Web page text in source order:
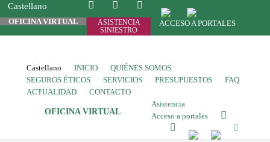
Castellano
OFICINA VIRTUAL
ASISTENCIA
SINIESTRO
ACCESO A PORTALES
Castellano INICIO
QUIÉNES SOMOS
SEGUROS ÉTICOS
SERVICIOS PRESUPUESTOS
FAQ
ACTUALIDAD
CONTACTO
OFICINA VIRTUAL
Asistencia
Acceso a portales